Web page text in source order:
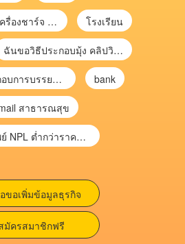
-or-1304 ยี่ห้อเครื่องชาร์จ chargecore โรงเรียน
ฉันขอวิธีประกอบมุ้ง คลิปวิดีโอ การประกอบมุ้ง
เอกสารประกอบการบรรยาย การประเมินความเสี่ยงเพื่อวางแผนการตรวจสอบ \ bank
สาธารณสุข
ซื้อทรัพย์ NPL ต่ำกว่าราคาตลาด 30-70% แบบไม่ต้องไปประมูล”
ขอเพิ่มข้อมูลธุรกิจ
มัครสมาชิกฟรี